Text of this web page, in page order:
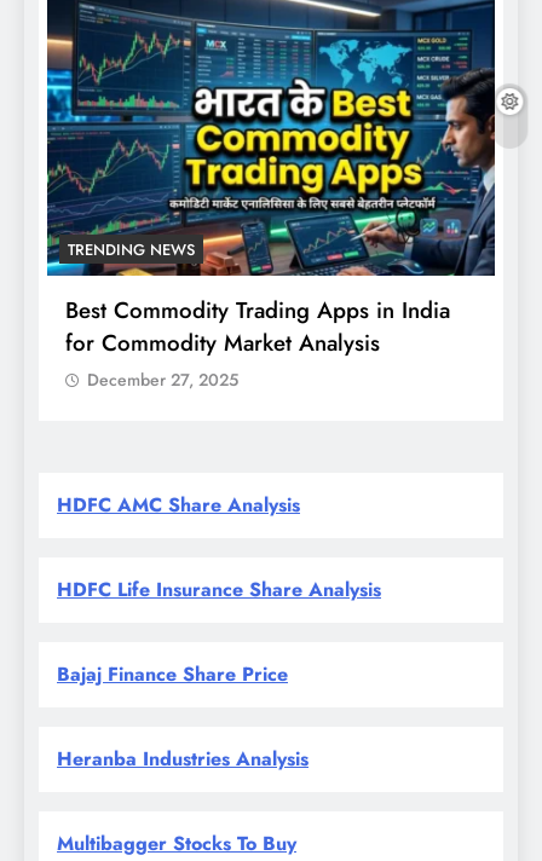
TRENDING NEWS
Best Commodity Trading Apps in India
for Commodity Market Analysis
December 27, 2025
HDFC AMC Share Analysis
HDFC Life Insurance Share Analysis
Bajaj Finance Share Price
Heranba Industries Analysis
Multibagger Stocks To Buy